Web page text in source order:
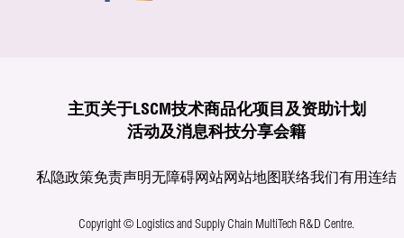
主页关于LSCM技术商品化项目及资助计划
活动及消息科技分享会籍
私隐政策免责声明无障碍网站网站地图联络我们有用连结
Copyright © Logistics and Supply Chain MultiTech R&D Centre.